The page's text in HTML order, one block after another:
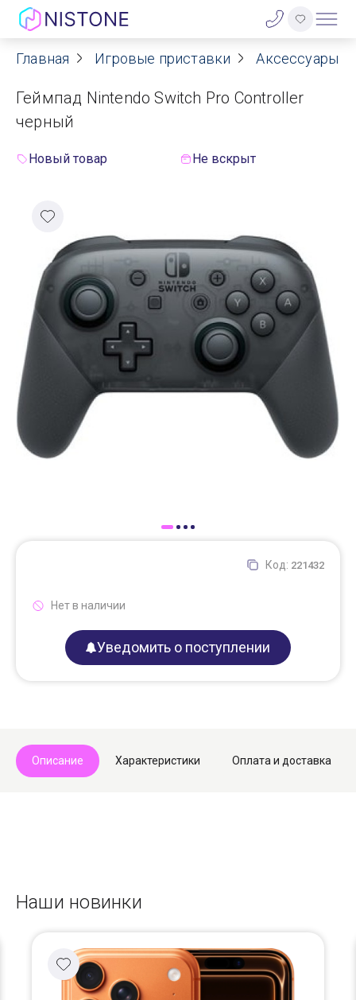
Акции
О нас
Контакты
Гарантия
Оплата
Доставка
Самовывоз
Главная Игровые приставки Аксессуары
Геймпад Nintendo Switch Pro Controller
черный
Новый товар Не вскрыт
Код: 221432
Нет в наличии
Уведомить о поступлении
Описание Характеристики Оплата и доставка
Наши новинки